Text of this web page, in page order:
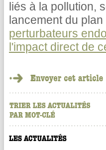
liés à la pollution,
lancement du
perturbateurs
l'impact direct de